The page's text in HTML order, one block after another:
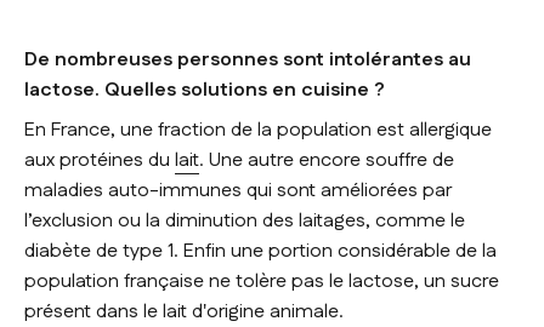
De nombreuses personnes sont intolérantes au
lactose. Quelles solutions en cuisine ?
En France, une fraction de la population est allergique
aux protéines du lait. Une autre encore souffre de
maladies auto-immunes qui sont améliorées par
l’exclusion ou la diminution des laitages, comme le
diabète de type 1. Enfin une portion considérable de la
population française ne tolère pas le lactose, un sucre
présent dans le lait d'origine animale.